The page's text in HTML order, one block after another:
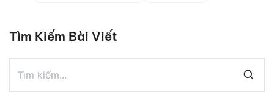
Tìm Kiếm Bài Viết